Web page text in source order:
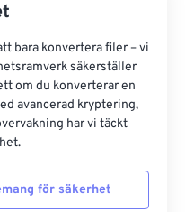
bara konvertera filer – vi
säkerställer
om du konverterar en
avancerad kryptering,
har vi täckt
för säkerhet